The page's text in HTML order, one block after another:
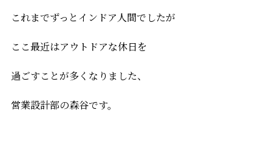
これまでずっとインドア人間でしたが
ここ最近はアウトドアな休日を
過ごすことが多くなりました、
営業設計部の森谷です。